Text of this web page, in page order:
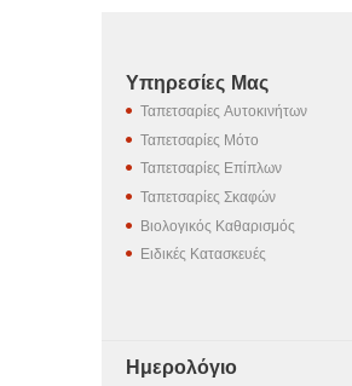
Υπηρεσίες Μας
Ταπετσαρίες Αυτοκινήτων
Ταπετσαρίες Μότο
Ταπετσαρίες Επίπλων
Ταπετσαρίες Σκαφών
Βιολογικός Καθαρισμός
Ειδικές Κατασκευές
Ημερολόγιο